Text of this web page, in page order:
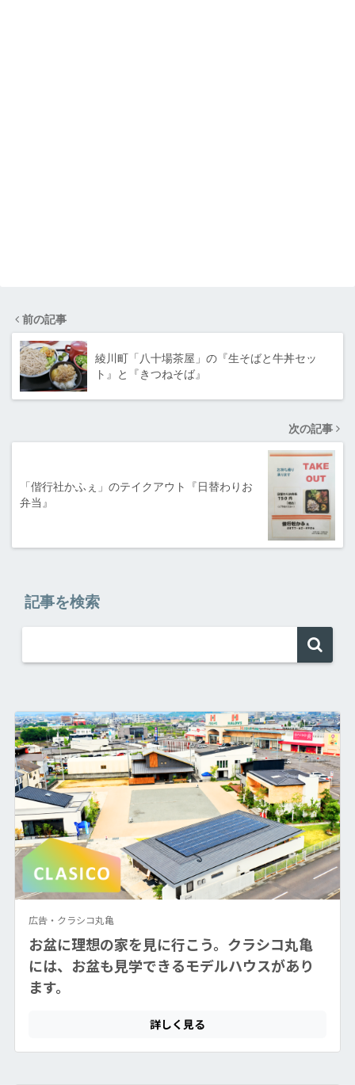
前の記事
綾川町「八十場茶屋」の『生そばと牛丼セッ
ト』と『きつねそば』
次の記事
「偕行社かふぇ」のテイクアウト『日替わりお
弁当』
記事を検索